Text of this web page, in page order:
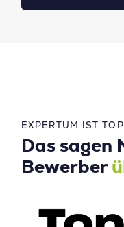
EXPERTUM IST
Das sagen
Bewerber